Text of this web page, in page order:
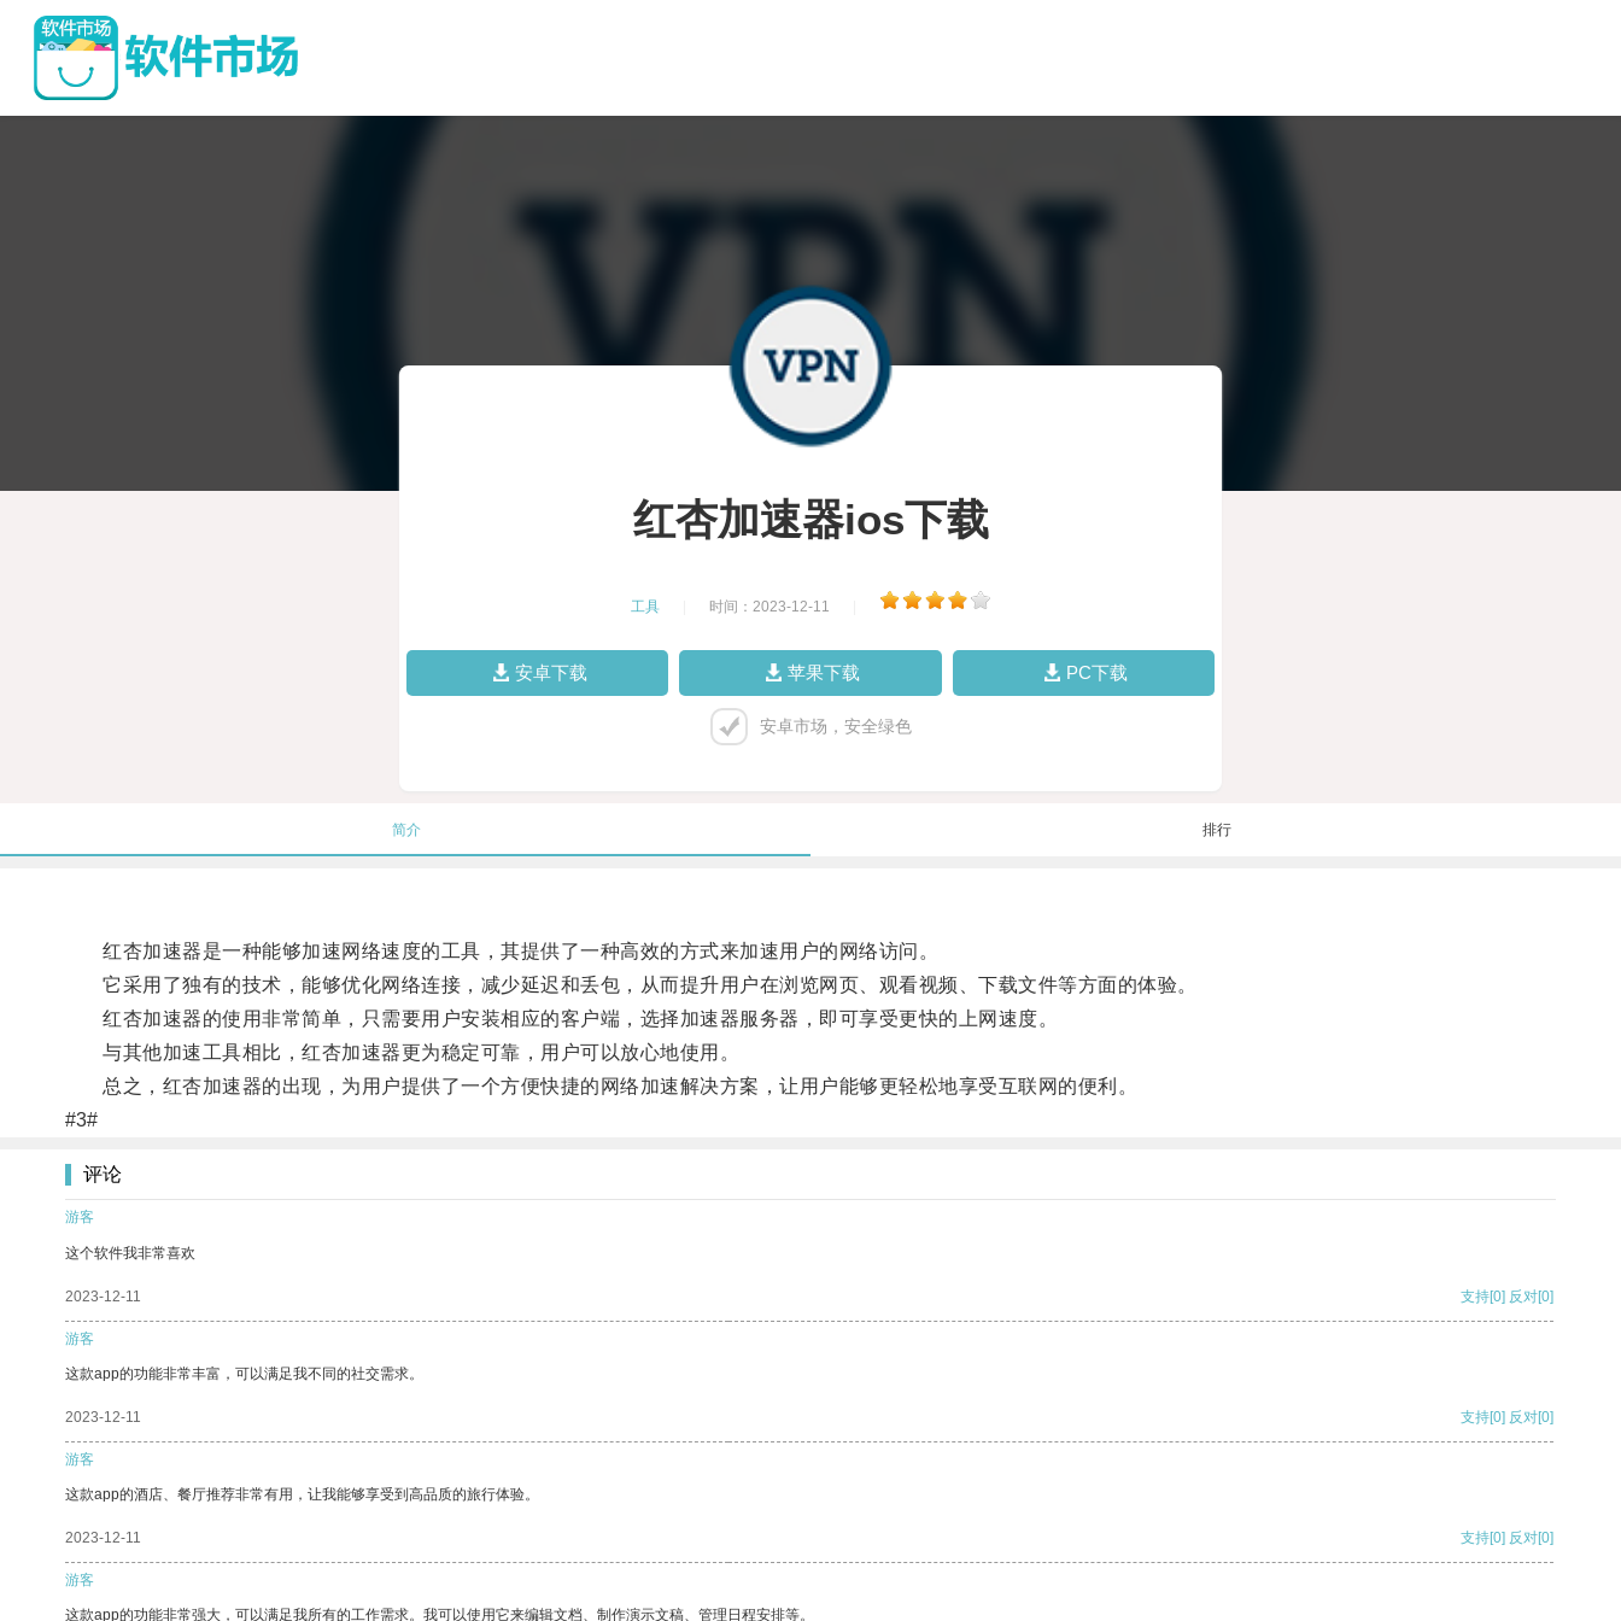
红杏加速器ios下载
工具 时间：2023-12-11
安卓下载 苹果下载 PC下载
安卓市场，安全绿色
简介 排行
红杏加速器是一种能够加速网络速度的工具，其提供了一种高效的方式来加速用户的网络访问。
它采用了独有的技术，能够优化网络连接，减少延迟和丢包，从而提升用户在浏览网页、观看视频、下载文件等方面的体验。
红杏加速器的使用非常简单，只需要用户安装相应的客户端，选择加速器服务器，即可享受更快的上网速度。
与其他加速工具相比，红杏加速器更为稳定可靠，用户可以放心地使用。
总之，红杏加速器的出现，为用户提供了一个方便快捷的网络加速解决方案，让用户能够更轻松地享受互联网的便利。
#3#
评论
游客
这个软件我非常喜欢
2023-12-11 支持[0] 反对[0]
游客
这款app的功能非常丰富，可以满足我不同的社交需求。
2023-12-11 支持[0] 反对[0]
游客
这款app的酒店、餐厅推荐非常有用，让我能够享受到高品质的旅行体验。
2023-12-11 支持[0] 反对[0]
游客
这款app的功能非常强大，可以满足我所有的工作需求。我可以使用它来编辑文档、制作演示文稿、管理日程安排等。